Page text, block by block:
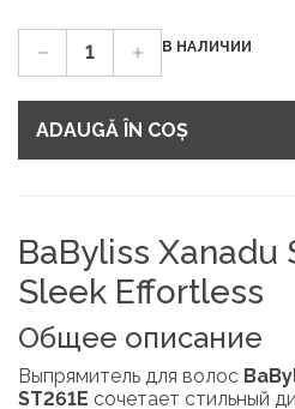
В НАЛИЧИИ
ADAUGĂ ÎN COȘ
BaByliss Xanadu
Sleek Effortless
Общее описание
Выпрямитель для волос
ST261E сочетает стильный